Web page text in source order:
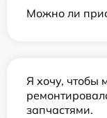
Можно ли
Я хочу, чтобы
запчастями.